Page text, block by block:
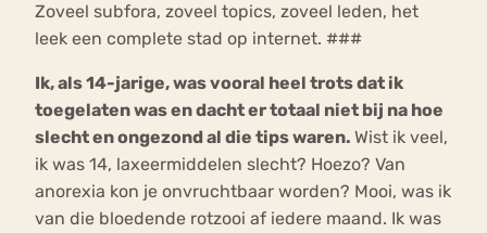
Zoveel subfora, zoveel topics, zoveel leden, het
leek een complete stad op internet. ###
Ik, als 14-jarige, was vooral heel trots dat ik
toegelaten was en dacht er totaal niet bij na hoe
slecht en ongezond al die tips waren. Wist ik veel,
ik was 14, laxeermiddelen slecht? Hoezo? Van
anorexia kon je onvruchtbaar worden? Mooi, was ik
van die bloedende rotzooi af iedere maand. Ik was